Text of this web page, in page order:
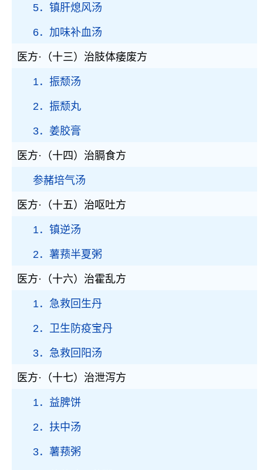
5．镇肝熄风汤
6．加味补血汤
医方·（十三）治肢体痿废方
1．振颓汤
2．振颓丸
3．姜胶膏
医方·（十四）治膈食方
参赭培气汤
医方·（十五）治呕吐方
1．镇逆汤
2．薯蓣半夏粥
医方·（十六）治霍乱方
1．急救回生丹
2．卫生防疫宝丹
3．急救回阳汤
医方·（十七）治泄泻方
1．益脾饼
2．扶中汤
3．薯蓣粥